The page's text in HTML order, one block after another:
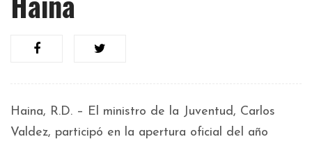
Haina, R.D. – El ministro de la Juventud, Carlos
Valdez, participó en la apertura oficial del año